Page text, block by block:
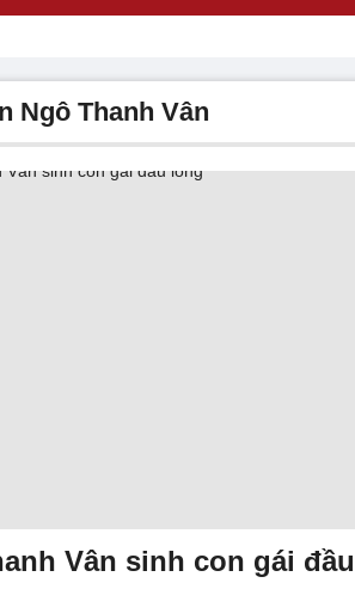
Ngô Thanh Vân
Vân sinh con gái